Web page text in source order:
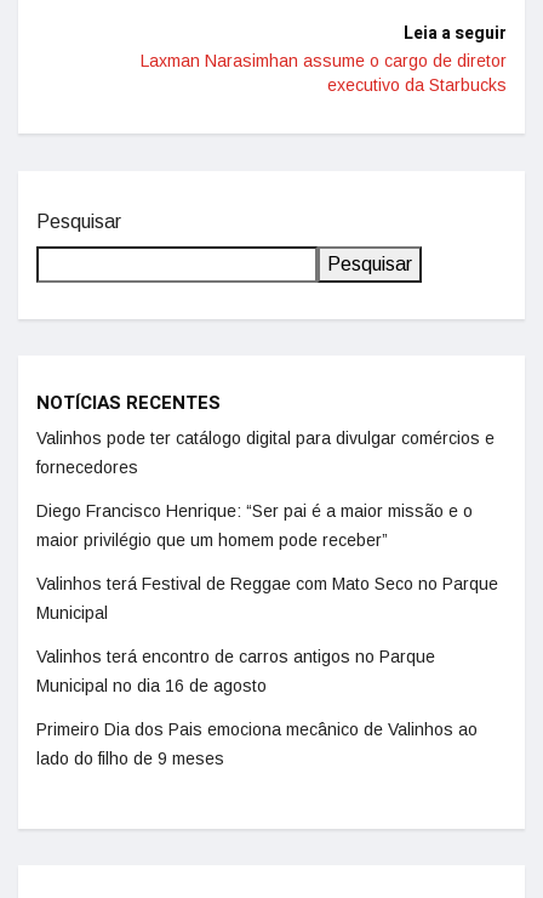
Leia a seguir
Laxman Narasimhan assume o cargo de diretor
executivo da Starbucks
Pesquisar
Pesquisar
NOTÍCIAS RECENTES
Valinhos pode ter catálogo digital para divulgar comércios e
fornecedores
Diego Francisco Henrique: “Ser pai é a maior missão e o
maior privilégio que um homem pode receber”
Valinhos terá Festival de Reggae com Mato Seco no Parque
Municipal
Valinhos terá encontro de carros antigos no Parque
Municipal no dia 16 de agosto
Primeiro Dia dos Pais emociona mecânico de Valinhos ao
lado do filho de 9 meses